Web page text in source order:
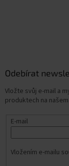
Odebírat
Vložte svůj e-mail a
produktech na
E-mail
Vložením e-mailu